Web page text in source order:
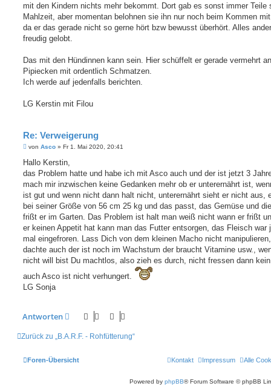
mit den Kindern nichts mehr bekommt. Dort gab es sonst immer Teile
Mahlzeit, aber momentan belohnen sie ihn nur noch beim Kommen
da er das gerade nicht so gerne hört bzw bewusst überhört. Alles
freudig gelobt.
Das mit den Hündinnen kann sein. Hier schüffelt er gerade vermehrt an
Pipiecken mit ordentlich Schmatzen.
Ich werde auf jedenfalls berichten.
LG Kerstin mit Filou
Re: Verweigerung
B
i
r
a
von Asco » Fr 1. Mai 2020, 20:41
Hallo Kerstin,
das Problem hatte und habe ich mit Asco auch und der ist jetzt 3
mach mir inzwischen keine Gedanken mehr ob er unterernährt ist,
ist gut und wenn nicht dann halt nicht, unterernährt sieht er nicht aus,
bei seiner Größe von 56 cm 25 kg und das passt, das Gemüse und
frißt er im Garten. Das Problem ist halt man weiß nicht wann er frißt
er keinen Appetit hat kann man das Futter entsorgen, das Fleisch war
mal eingefroren. Lass Dich von dem kleinen Macho nicht
dachte auch der ist noch im Wachstum der braucht Vitamine usw.,
nicht will bist Du machtlos, also zieh es durch, nicht fressen dann
auch Asco ist nicht verhungert.
LG Sonja
Antworten
Zurück zu „B.A.R.F. - Rohfütterung“
Foren-Übersicht Alle
Impressum
Kontakt
Powered by phpBB® Forum Software © phpBB